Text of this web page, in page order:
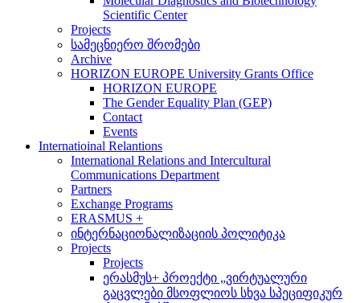
Scientific Center
Projects
სამეცნიერო შრომები
Archive
HORIZON EUROPE University Grants Office
HORIZON EUROPE
The Gender Equality Plan (GEP)
Contact
Events
Internatioinal Relantions
International Relations and Intercultural
Communications Department
Partners
Exchange Programs
ERASMUS +
ინტერნაციონალიზაციის პოლიტიკა
Projects
Projects
ერასმუს+ პროექტი „ვირტუალური
გაცვლები მსოფლიოს სხვა სპეციფიკურ